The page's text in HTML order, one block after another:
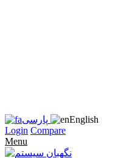
پارسی
English
Login Compare
Menu